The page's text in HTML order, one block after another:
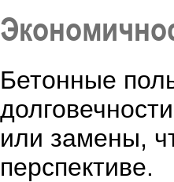
Бетонные
или замены,
перспективе.